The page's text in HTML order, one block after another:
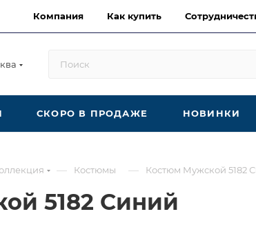
Компания Как купить
СКОРО В ПРОДАЖЕ НОВИНКИ
— Костюмы — Костюм Мужской 5182
5182 Синий